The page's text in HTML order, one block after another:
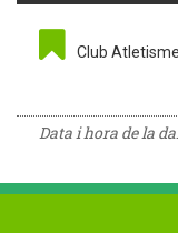
Club Atletisme
Data i hora de la